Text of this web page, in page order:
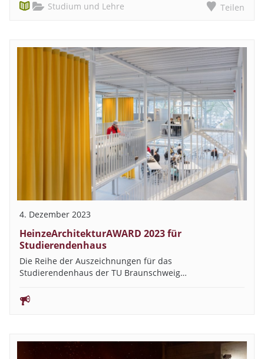
Studium und Lehre Teilen
4. Dezember 2023
HeinzeArchitekturAWARD 2023 für
Studierendenhaus
Die Reihe der Auszeichnungen für das
Studierendenhaus der TU Braunschweig…